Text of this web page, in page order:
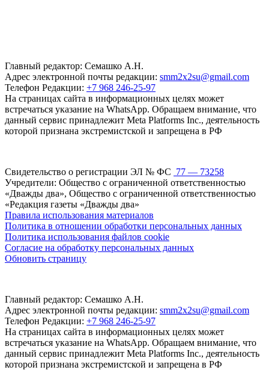
Главный редактор: Семашко А.Н.
Адрес электронной почты редакции: smm2x2su@gmail.com
Телефон Редакции: +7 968 246-25-97
На страницах сайта в информационных целях может
встречаться указание на WhatsApp. Обращаем внимание, что
данный сервис принадлежит Meta Platforms Inc., деятельность
которой признана экстремистской и запрещена в РФ
Свидетельство о регистрации ЭЛ № ФС 77 — 73258
Учредители: Общество с ограниченной ответственностью
«Дважды два», Общество с ограниченной ответственностью
«Редакция газеты «Дважды два»
Правила использования материалов
Политика в отношении обработки персональных данных
Политика использования файлов cookie
Согласие на обработку персональных данных
Обновить страницу
Главный редактор: Семашко А.Н.
Адрес электронной почты редакции: smm2x2su@gmail.com
Телефон Редакции: +7 968 246-25-97
На страницах сайта в информационных целях может
встречаться указание на WhatsApp. Обращаем внимание, что
данный сервис принадлежит Meta Platforms Inc., деятельность
которой признана экстремистской и запрещена в РФ